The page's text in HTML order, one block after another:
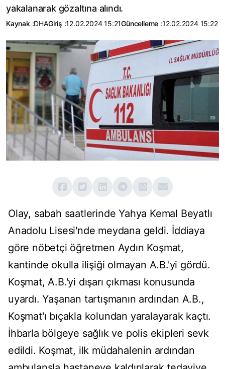
yakalanarak gözaltına alındı.
Kaynak :DHAGiriş :12.02.2024 15:21Güncelleme :12.02.2024 15:22
Olay, sabah saatlerinde Yahya Kemal Beyatlı
Anadolu Lisesi'nde meydana geldi. İddiaya
göre nöbetçi öğretmen Aydın Koşmat,
kantinde okulla ilişiği olmayan A.B.'yi gördü.
Koşmat, A.B.'yi dışarı çıkması konusunda
uyardı. Yaşanan tartışmanın ardından A.B.,
Koşmat'ı bıçakla kolundan yaralayarak kaçtı.
İhbarla bölgeye sağlık ve polis ekipleri sevk
edildi. Koşmat, ilk müdahalenin ardından